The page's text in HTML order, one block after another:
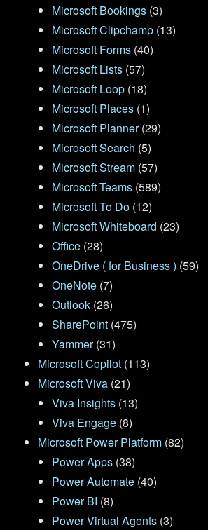
Microsoft Bookings (3)
Microsoft Clipchamp (13)
Microsoft Forms (40)
Microsoft Lists (57)
Microsoft Loop (18)
Microsoft Places (1)
Microsoft Planner(29)
Microsoft Search (5)
Microsoft Stream (57)
Microsoft Teams (589)
Microsoft To Do (12)
Microsoft Whiteboard (23)
Office (28)
OneDrive ( for Business ) (59)
OneNote (7)
Outlook (26)
SharePoint (475)
Yammer(31)
Microsoft Copilot (113)
Microsoft Viva (21)
Viva Insights (13)
Viva Engage (8)
Microsoft Power Platform (82)
Power Apps (38)
Power Automate (40)
Power BI (8)
Power Virtual Agents (3)